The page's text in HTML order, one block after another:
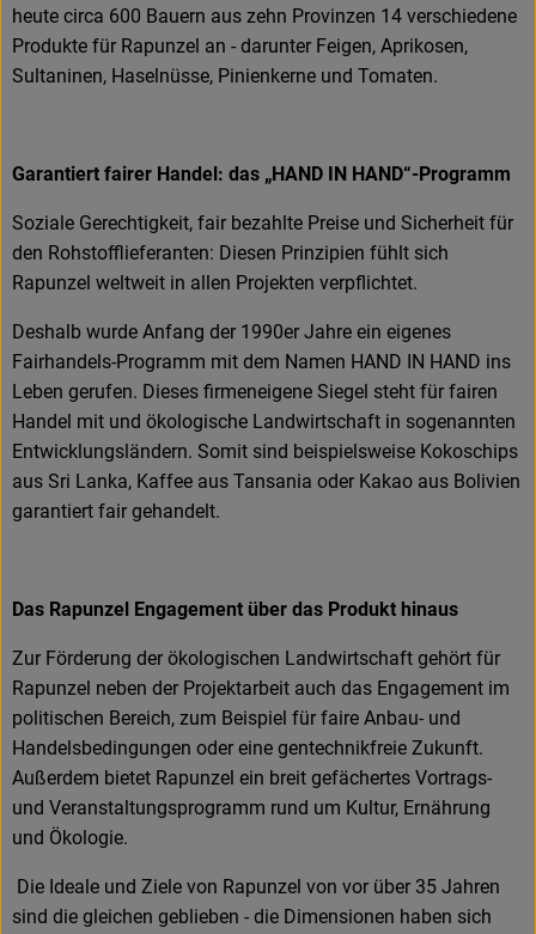
heute circa 600 Bauern aus zehn Provinzen 14 verschiedene
Produkte für Rapunzel an - darunter Feigen, Aprikosen,
Sultaninen, Haselnüsse, Pinienkerne und Tomaten.
Garantiert fairer Handel: das „HAND IN HAND“-Programm
Soziale Gerechtigkeit, fair bezahlte Preise und Sicherheit für
den Rohstofflieferanten: Diesen Prinzipien fühlt sich
Rapunzel weltweit in allen Projekten verpflichtet.
Deshalb wurde Anfang der 1990er Jahre ein eigenes
Fairhandels-Programm mit dem Namen HAND IN HAND ins
Leben gerufen. Dieses firmeneigene Siegel steht für fairen
Handel mit und ökologische Landwirtschaft in sogenannten
Entwicklungsländern. Somit sind beispielsweise Kokoschips
aus Sri Lanka, Kaffee aus Tansania oder Kakao aus Bolivien
garantiert fair gehandelt.
Das Rapunzel Engagement über das Produkt hinaus
Zur Förderung der ökologischen Landwirtschaft gehört für
Rapunzel neben der Projektarbeit auch das Engagement im
politischen Bereich, zum Beispiel für faire Anbau- und
Handelsbedingungen oder eine gentechnikfreie Zukunft.
Außerdem bietet Rapunzel ein breit gefächertes Vortrags-
und Veranstaltungsprogramm rund um Kultur, Ernährung
und Ökologie.
Die Ideale und Ziele von Rapunzel von vor über 35 Jahren
sind die gleichen geblieben - die Dimensionen haben sich